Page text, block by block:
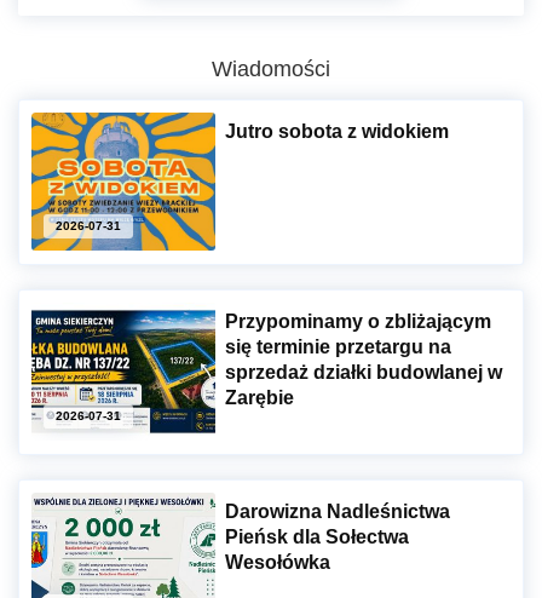
Wiadomości
2026-07-31
Jutro sobota z widokiem
2026-07-31
Przypominamy o zbliżającym
się terminie przetargu na
sprzedaż działki budowlanej w
Zarębie
Darowizna Nadleśnictwa
Pieńsk dla Sołectwa
Wesołówka